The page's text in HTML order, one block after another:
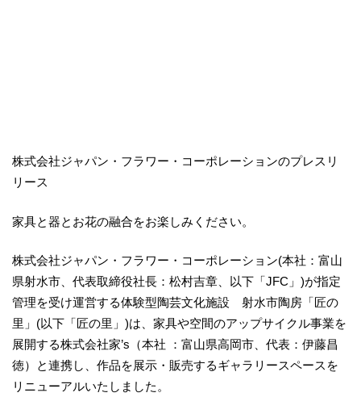
株式会社ジャパン・フラワー・コーポレーションのプレスリ
リース
家具と器とお花の融合をお楽しみください。
株式会社ジャパン・フラワー・コーポレーション(本社：富山
県射水市、代表取締役社長：松村吉章、以下「JFC」)が指定
管理を受け運営する体験型陶芸文化施設 射水市陶房「匠の
里」(以下「匠の里」)は、家具や空間のアップサイクル事業を
展開する株式会社家’s（本社 ：富山県高岡市、代表：伊藤昌
徳）と連携し、作品を展示・販売するギャラリースペースを
リニューアルいたしました。